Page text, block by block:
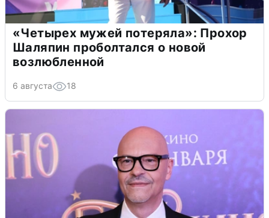
«Четырех мужей потеряла»: Прохор
Шаляпин проболтался о новой
возлюбленной
6 августа 18